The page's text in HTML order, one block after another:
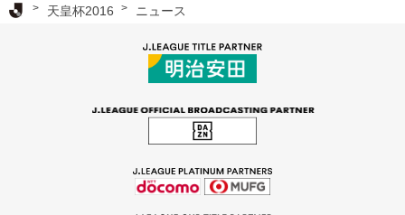
Ｊリーグ TOP
天皇杯2016 ニュース